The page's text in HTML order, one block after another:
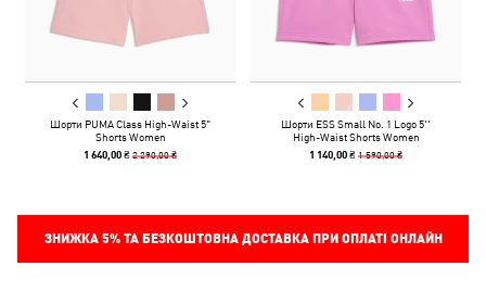
Шорти PUMA Class High-Waist 5"
Shorts Women
1 640,00 ₴2 290,00 ₴
Шорти ESS Small No. 1 Logo 5''
High-Waist Shorts Women
1 140,00 ₴1 590,00 ₴
ЗНИЖКА 5%ТА БЕЗКОШТОВНА ДОСТАВКА ПРИ ОПЛАТІ ОНЛАЙН